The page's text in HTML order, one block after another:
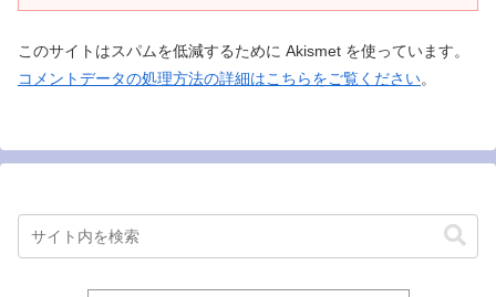
このサイトはスパムを低減するために Akismet を使っています。
コメントデータの処理方法の詳細はこちらをご覧ください。